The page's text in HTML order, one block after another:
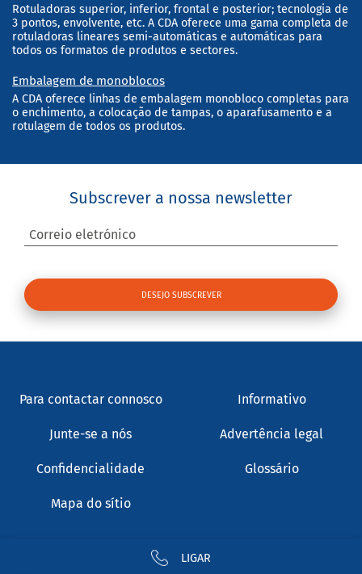
LIGAR
Rotuladoras superior, inferior, frontal e posterior; tecnologia de
3 pontos, envolvente, etc. A CDA oferece uma gama completa de
rotuladoras lineares semi-automáticas e automáticas para
todos os formatos de produtos e sectores.
Embalagem de monoblocos
A CDA oferece linhas de embalagem monobloco completas para
o enchimento, a colocação de tampas, o aparafusamento e a
rotulagem de todos os produtos.
Subscrever a nossa newsletter
Correio eletrónico
Para contactar connosco Informativo
Junte-se a nós Advertência legal
Confidencialidade Glossário
Mapa do sítio